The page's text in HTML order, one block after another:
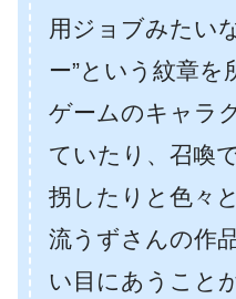
用ジョブみたい
ー”という紋章を
ゲームのキャラ
ていたり、召喚
拐したりと色々
流うずさんの作
い目にあうこと